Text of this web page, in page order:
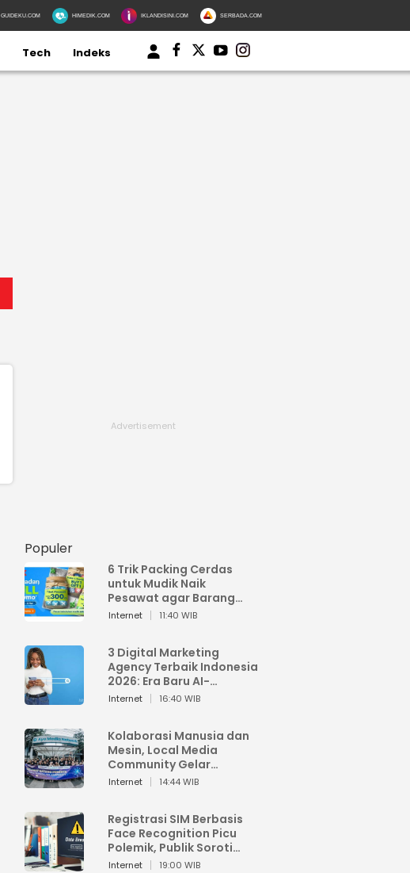
GUIDEKU.COM HIMEDIK.COM IKLANDISINI.COM SERBADA.COM
Tech Indeks
Populer
6 Trik Packing Cerdas
untuk Mudik Naik
Pesawat agar Barang
Tidak Over Bagasi
Internet 11:40 WIB
3 Digital Marketing
Agency Terbaik Indonesia
2026: Era Baru AI-
Powered Marketing
Internet 16:40 WIB
Kolaborasi Manusia dan
Mesin, Local Media
Community Gelar
Workshop Google AI
Internet 14:44 WIB
Registrasi SIM Berbasis
Face Recognition Picu
Polemik, Publik Soroti
Risiko Kebocoran Data
Internet 19:00 WIB